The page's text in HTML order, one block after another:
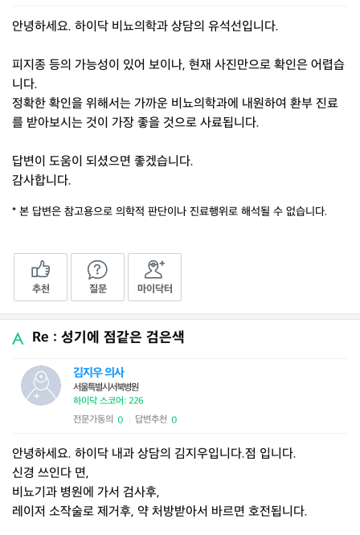
안녕하세요. 하이닥 비뇨의학과 상담의 유석선입니다.
피지종 등의 가능성이 있어 보이나, 현재 사진만으로 확인은 어렵습
니다.
정확한 확인을 위해서는 가까운 비뇨의학과에 내원하여 환부 진료
를 받아보시는 것이 가장 좋을 것으로 사료됩니다.
답변이 도움이 되셨으면 좋겠습니다.
감사합니다.
* 본 답변은 참고용으로 의학적 판단이나 진료행위로 해석될 수 없습니다.
추천 질문 마이닥터
Re : 성기에 점같은 검은색
김지우 의사
서울특별시서북병원
하이닥 스코어: 226
전문가동의 0 답변추천 0
안녕하세요. 하이닥 내과 상담의 김지우입니다.점 입니다.
신경 쓰인다 면,
비뇨기과 병원에 가서 검사후,
레이저 소작술로 제거후, 약 처방받아서 바르면 호전됩니다.